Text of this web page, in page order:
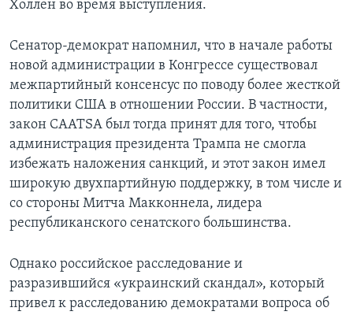
Холлен во время выступления.
Сенатор-демократ напомнил, что в начале работы
новой администрации в Конгрессе существовал
межпартийный консенсус по поводу более жесткой
политики США в отношении России. В частности,
закон CAATSA был тогда принят для того, чтобы
администрация президента Трампа не смогла
избежать наложения санкций, и этот закон имел
широкую двухпартийную поддержку, в том числе и
со стороны Митча Макконнела, лидера
республиканского сенатского большинства.
Однако российское расследование и
разразившийся «украинский скандал», который
привел к расследованию демократами вопроса об